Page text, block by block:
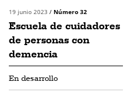
19 junio 2023 / Número 32
Escuela de cuidadores
de personas con
demencia
En desarrollo